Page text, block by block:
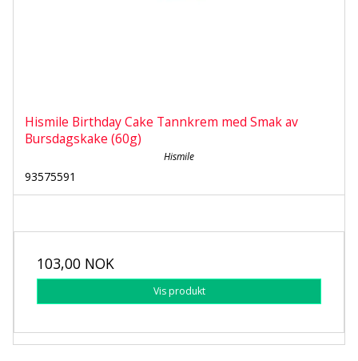
Hismile Birthday Cake Tannkrem med Smak av
Bursdagskake (60g)
Hismile
93575591
103,00 NOK
Vis produkt